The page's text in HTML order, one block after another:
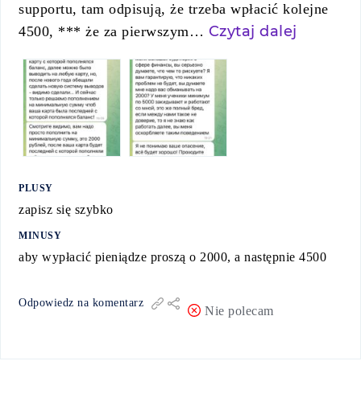
supportu, tam odpisują, że trzeba wpłacić kolejne
4500, *** że za pierwszym… Czytaj dalej
PLUSY
zapisz się szybko
MINUSY
aby wypłacić pieniądze proszą o 2000, a następnie 4500
Odpowiedz na komentarz
Nie polecam